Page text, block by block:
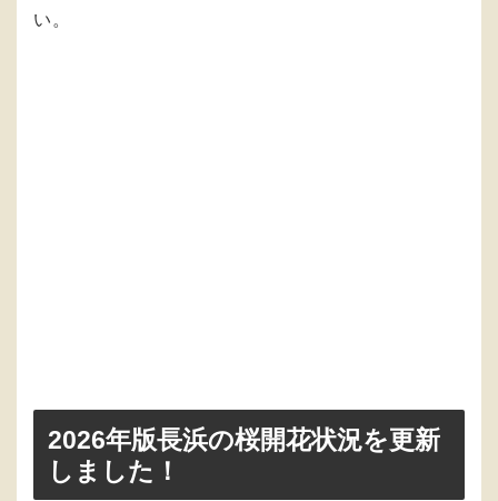
い。
2026年版長浜の桜開花状況を更新
しました！